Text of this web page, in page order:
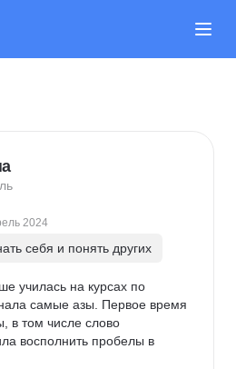
2024
себя и понять других
училась на курсах по
самые азы. Первое время
в том числе слово
восполнить пробелы в